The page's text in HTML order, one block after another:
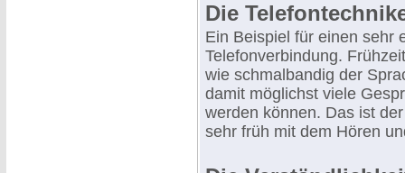
Die
Ein Beispiel für einen sehr
Telefonverbindung.
wie schmalbandig der
damit möglichst viele
werden können. Das ist
sehr früh mit dem Hören